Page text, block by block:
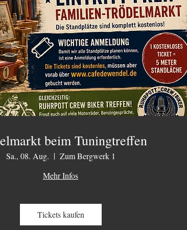
beim Tuningtreffen
Sa., 08. Aug.
Zum Bergwerk 1
Mehr Infos
Tickets kaufen